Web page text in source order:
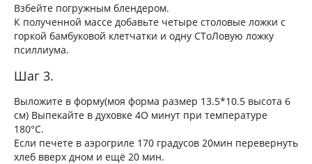
Взбейте погружным блендером.
К полученной массе добавьте четыре столовые ложки с
горкой бамбуковой клетчатки и одну СТоЛовую ложку
псиллиума.
Шаг 3.
Выложите в форму(моя форма размер 13.5*10.5 высота 6
см) Выпекайте в духовке 4О минут при температуре
180°С.
Если печете в аэрогриле 170 градусов 20мин перевернуть
хлеб вверх дном и ещё 20 мин.